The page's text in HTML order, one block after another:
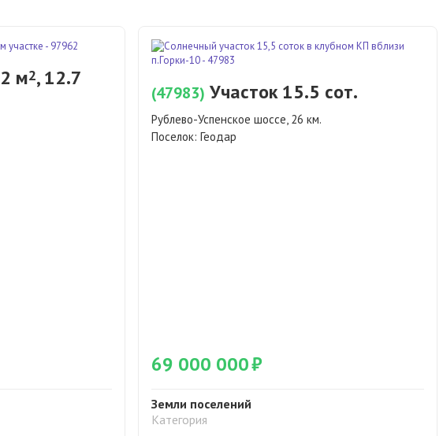
м2, 12.7
(47983) Участок 15.5 сот.
Рублево-Успенское шоссе, 26 км.
Поселок: Геодар
Категория
Земли поселений
69 000 000₽